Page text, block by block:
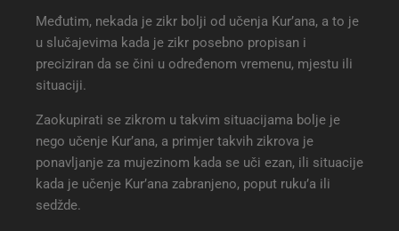
Međutim, nekada je zikr bolji od učenja Kur’ana, a to je
u slučajevima kada je zikr posebno propisan i
preciziran da se čini u određenom vremenu, mjestu ili
situaciji.
Zaokupirati se zikrom u takvim situacijama bolje je
nego učenje Kur’ana, a primjer takvih zikrova je
ponavljanje za mujezinom kada se uči ezan, ili situacije
kada je učenje Kur’ana zabranjeno, poput ruku’a ili
sedžde.